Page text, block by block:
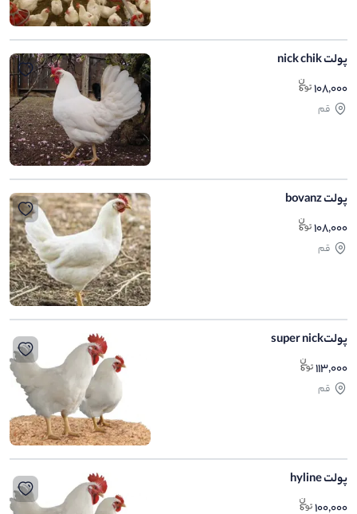
پولت nick chik
108,000
قم
پولت bovanz
108,000
قم
پولتsuper nick
113,000
قم
پولت hyline
100,000